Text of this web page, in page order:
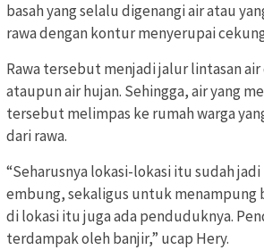
basah yang selalu digenangi air atau
rawa dengan kontur menyerupai
Rawa tersebut menjadi jalur lintasan
ataupun air hujan. Sehingga, air yang
tersebut melimpas ke rumah warga
dari rawa.
“Seharusnya lokasi-lokasi itu sudah
embung, sekaligus untuk menampung
di lokasi itu juga ada penduduknya.
terdampak oleh banjir,” ucap Hery.